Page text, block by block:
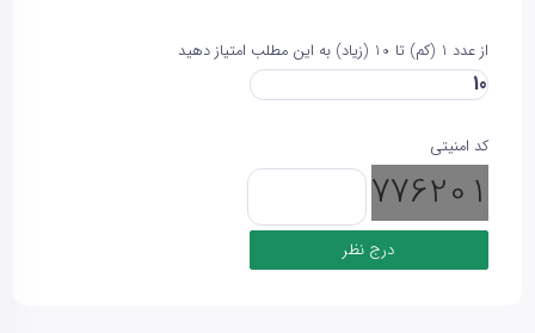
از عدد 1 (کم) تا 10 (زیاد) به این مطلب امتیاز دهید
کد امنیتی
776201
درج نظر